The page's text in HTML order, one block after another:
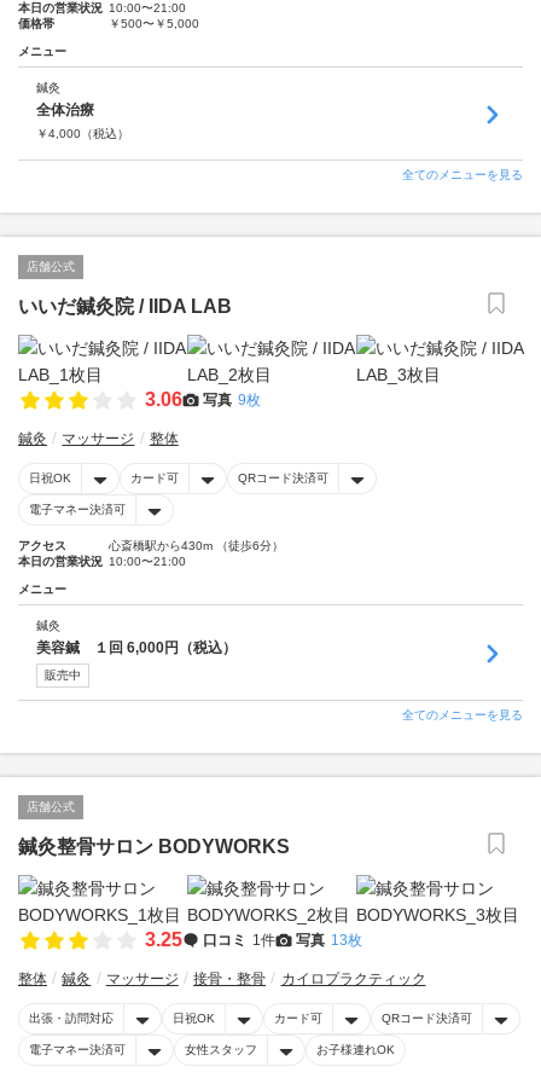
本日の営業状況 10:00〜21:00
価格帯
￥500〜￥5,000
メニュー
鍼灸
全体治療
￥4,000 （税込）
全てのメニューを見る
店舗公式
いいだ鍼灸院 / IIDA LAB
3.06 写真 9枚
鍼灸 マッサージ 整体
日祝OK カード可 QRコード決済可
電子マネー決済可
アクセス
心斎橋駅から430m （徒歩6分）
本日の営業状況 10:00〜21:00
メニュー
鍼灸
美容鍼 １回 6,000円（税込）
販売中
全てのメニューを見る
店舗公式
鍼灸整骨サロン BODYWORKS
3.25 口コミ 1件 写真 13枚
整体 鍼灸 マッサージ 接骨・整骨 カイロプラクティック
出張・訪問対応 日祝OK カード可 QRコード決済可
電子マネー決済可 女性スタッフ お子様連れOK